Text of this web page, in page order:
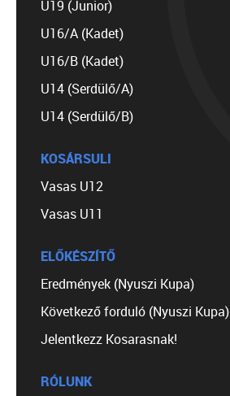
U19 (Junior)
U16/A (Kadet)
U16/B (Kadet)
U14 (Serdülő/A)
U14 (Serdülő/B)
KOSÁRSULI
Vasas U12
Vasas U11
ELŐKÉSZÍTŐ
Eredmények (Nyuszi Kupa)
Következő forduló (Nyuszi Kupa)
Jelentkezz Kosarasnak!
RÓLUNK